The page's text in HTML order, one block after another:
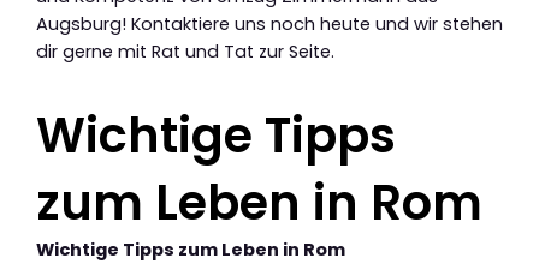
Augsburg! Kontaktiere uns noch heute und wir stehen
dir gerne mit Rat und Tat zur Seite.
Wichtige Tipps
zum Leben in Rom
Wichtige Tipps zum Leben in Rom